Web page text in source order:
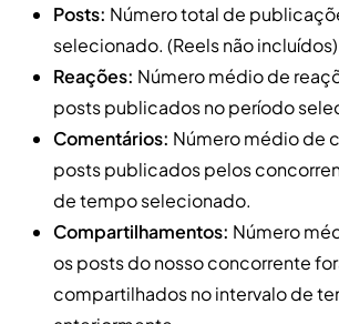
Posts: Número total de
selecionado. (Reels não
Reações: Número médio de
posts publicados no período
Comentários: Número médio de
posts publicados pelos
de tempo selecionado.
Compartilhamentos: Número
os posts do nosso concorrente
compartilhados no intervalo de